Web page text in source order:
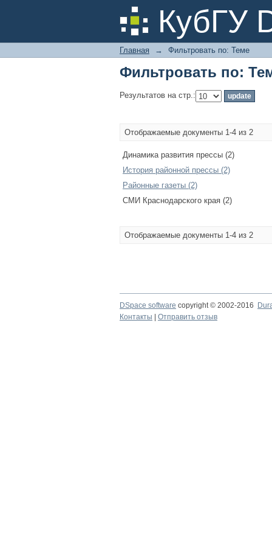
КубГУ
Фильтровать по:
Главная → Фильтровать по: Теме
Фильтровать по:
Результатов на стр.:
Отображаемые документы 1-4 из 2
Динамика развития прессы (2)
История районной прессы (2)
Районные газеты (2)
СМИ Краснодарского края (2)
Отображаемые документы 1-4 из 2
DSpace software copyright © 2002-2016
Контакты
Отправить отзыв